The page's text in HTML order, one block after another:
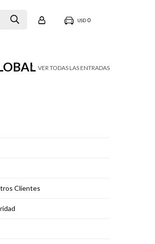
USD 0
VER TODAS LAS ENTRADAS
Clientes